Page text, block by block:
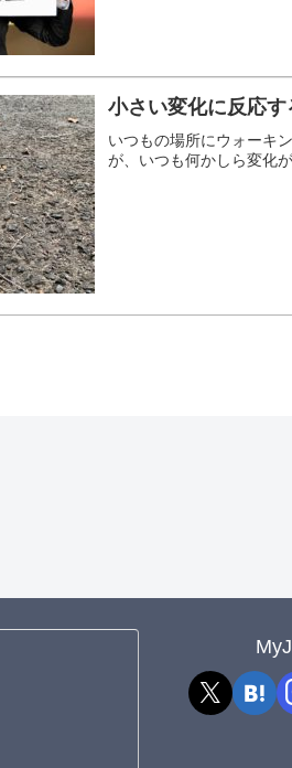
小さい変化に反応す
いつもの場所にウォーキ
が、いつも何かしら変化が